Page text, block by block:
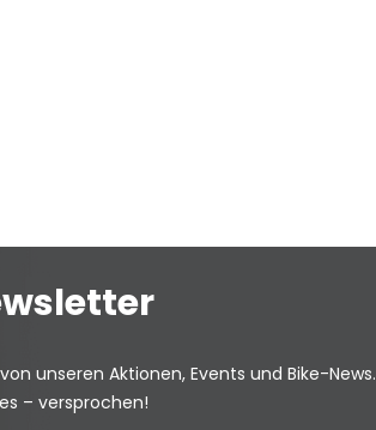
unseren Aktionen, Events und Bike-News.
– versprochen!